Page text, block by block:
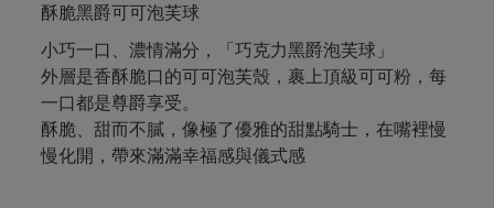
酥脆黑爵可可泡芙球
小巧一口、濃情滿分，「巧克力黑爵泡芙球」
外層是香酥脆口的可可泡芙殼，裹上頂級可可粉，每
一口都是尊爵享受。
酥脆、甜而不膩，像極了優雅的甜點騎士，在嘴裡慢
慢化開，帶來滿滿幸福感與儀式感